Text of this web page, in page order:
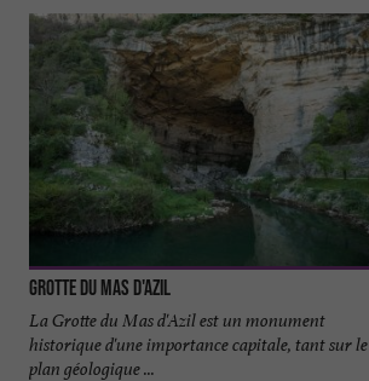
Grotte du Mas d'Azil
La Grotte du Mas d'Azil est un monument
historique d'une importance capitale, tant sur le
plan géologique ...